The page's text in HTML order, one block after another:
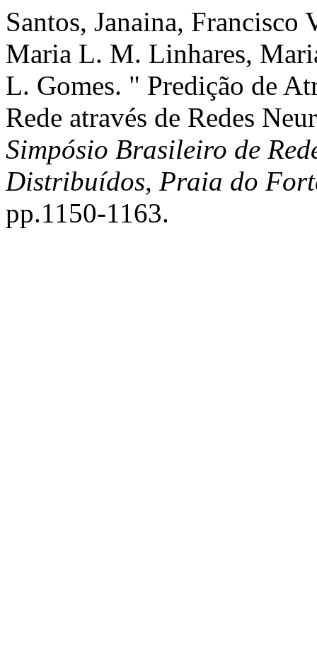
Santos, Janaina, Francisco
Maria L. M. Linhares,
L. Gomes. " Predição de
Rede através de Redes
Simpósio Brasileiro de
Distribuídos, Praia do
pp.1150-1163.